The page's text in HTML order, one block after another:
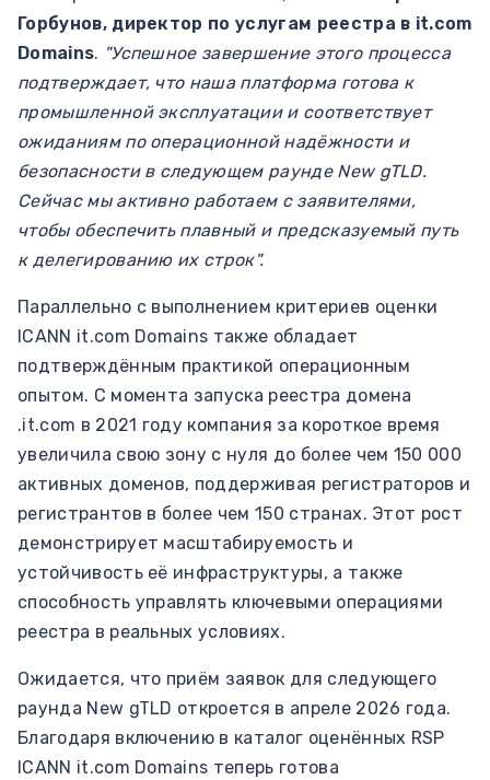
Горбунов, директор по услугам реестра в it.com
Domains. "Успешное завершение этого процесса
подтверждает, что наша платформа готова к
промышленной эксплуатации и соответствует
ожиданиям по операционной надёжности и
безопасности в следующем раунде New gTLD.
Сейчас мы активно работаем с заявителями,
чтобы обеспечить плавный и предсказуемый путь
к делегированию их строк".
Параллельно с выполнением критериев оценки
ICANN it.com Domains также обладает
подтверждённым практикой операционным
опытом. С момента запуска реестра домена
.it.com в 2021 году компания за короткое время
увеличила свою зону с нуля до более чем 150 000
активных доменов, поддерживая регистраторов и
регистрантов в более чем 150 странах. Этот рост
демонстрирует масштабируемость и
устойчивость её инфраструктуры, а также
способность управлять ключевыми операциями
реестра в реальных условиях.
Ожидается, что приём заявок для следующего
раунда New gTLD откроется в апреле 2026 года.
Благодаря включению в каталог оценённых RSP
ICANN it.com Domains теперь готова